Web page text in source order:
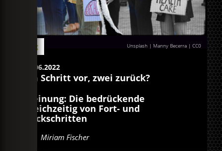
Unsplash | Manny Becerra |CC0
Blog
27.06.2022
Ein Schritt vor, zwei zurück?
Meinung: Die bedrückende
Gleichzeitig von Fort- und
Rückschritten
Miriam Fischer